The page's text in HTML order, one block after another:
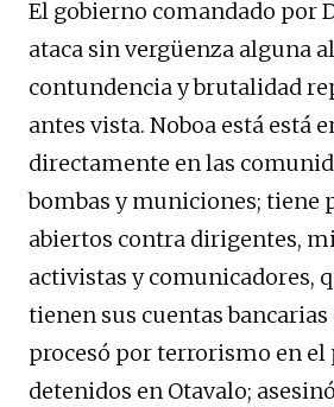
El gobierno comandado por
ataca sin vergüenza alguna
contundencia y brutalidad
antes vista. Noboa está está
directamente en las
bombas y municiones; tiene
abiertos contra dirigentes,
activistas y comunicadores,
tienen sus cuentas bancarias
procesó por terrorismo en el
detenidos en Otavalo;